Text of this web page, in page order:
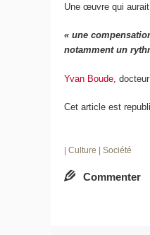
Une œuvre qui
« une
notamment un
Yvan Boude ,
Cet article est
| Culture | Société
Commenter